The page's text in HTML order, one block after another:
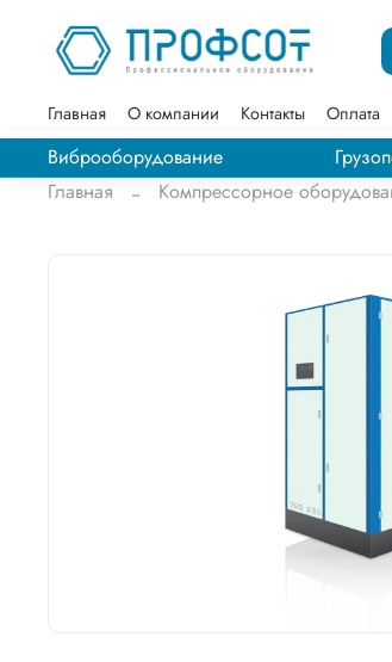
Главная О компании Контакты Оплата
Виброоборудование
Главная
Компрессорное